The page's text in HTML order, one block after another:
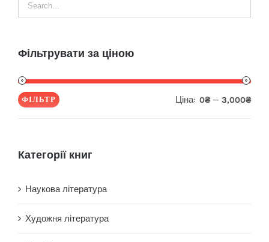
Фільтрувати за ціною
ФІЛЬТР Ціна: 0₴ — 3,000₴
Категорії книг
Наукова література
Художня література